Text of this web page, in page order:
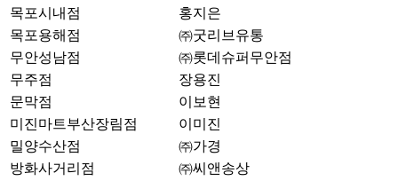
목포시내점
홍지은
목포용해점
㈜굿리브유통
무안성남점
㈜롯데슈퍼무안점
무주점
장용진
문막점
이보현
미진마트부산장림점
이미진
밀양수산점
㈜가경
방화사거리점
㈜씨앤송상